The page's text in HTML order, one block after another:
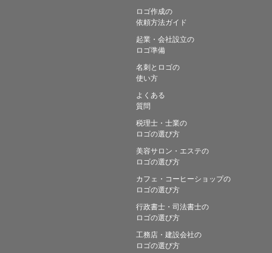
ロゴ作成の
依頼方法ガイド
起業・会社設立の
ロゴ準備
名刺とロゴの
使い方
よくある
質問
税理士・士業の
ロゴの選び方
美容サロン・エステの
ロゴの選び方
カフェ・コーヒーショップの
ロゴの選び方
行政書士・司法書士の
ロゴの選び方
工務店・建設会社の
ロゴの選び方